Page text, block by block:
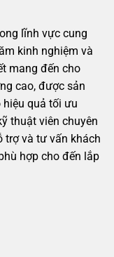
lĩnh vực cung
kinh nghiệm và
mang đến cho
cao, được sản
hiệu quả tối ưu
thuật viên chuyên
trợ và tư vấn khách
hợp cho đến lắp